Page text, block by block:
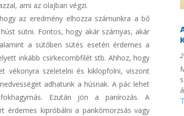
ami az olajban végzi.
az eredmény elhozza számunkra a bő
sütni. Fontos, hogy akár szárnyas, akár
a sütőben sütés esetén érdemes a
inkább csirkecombfilét stb. Ahhoz, hogy
vékonyra szeletelni és kiklopfolni, viszont
adhatunk a húsnak. A pác lehet
Ezután jön a panírozás. A
érdemes kipróbálni a pankómorzsás vagy